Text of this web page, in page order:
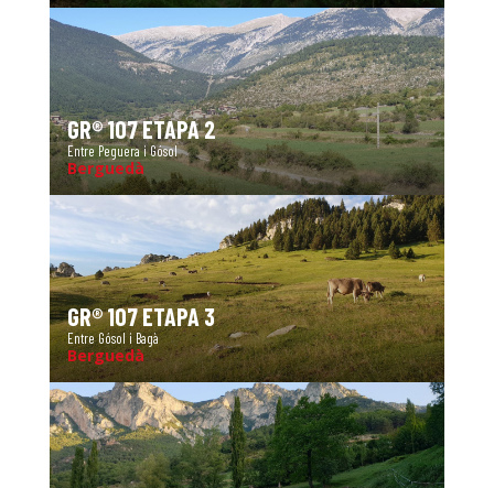
GR® 107 ETAPA 2
Entre Peguera i Gósol
Berguedà
GR® 107 ETAPA 3
Entre Gósol i Bagà
Berguedà